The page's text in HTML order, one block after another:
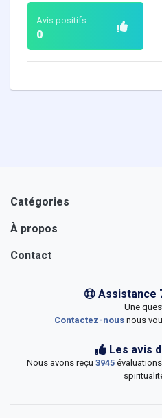
Avis positifs
0
Catégories
À propos
Contact
Assistance
Une
Contactez-nous nous
Les avis
Nous avons reçu 3945